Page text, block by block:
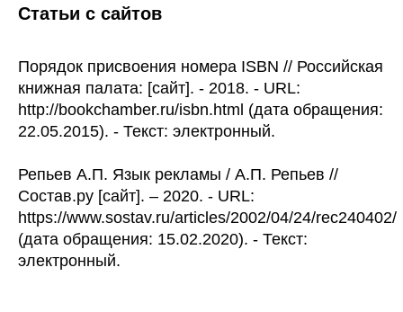
Статьи с сайтов
Порядок присвоения номера ISBN // Российская
книжная палата: [сайт]. - 2018. - URL:
http://bookchamber.ru/isbn.html (дата обращения:
22.05.2015). - Текст: электронный.
Репьев А.П. Язык рекламы / А.П. Репьев //
Состав.ру [сайт]. – 2020. - URL:
https://www.sostav.ru/articles/2002/04/24/rec240402/
(дата обращения: 15.02.2020). - Текст:
электронный.